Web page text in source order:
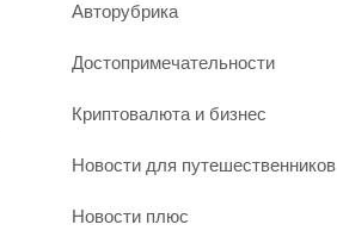
Авторубрика
Достопримечательности
Криптовалюта и бизнес
Новости для путешественников
Новости плюс